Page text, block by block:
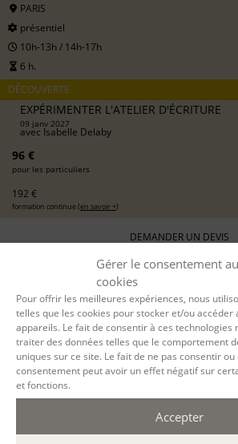
Gérer le consentement
cookies
Pour offrir les meilleures expériences, nous
telles que les cookies pour stocker et/ou accéder
appareils. Le fait de consentir à ces technologies
traiter des données telles que le comportement
uniques sur ce site. Le fait de ne pas consentir
consentement peut avoir un effet négatif sur
et fonctions.
Accepter
PARIS
présentiel
10h-13h / 14h-17h
6 h.
DÉCOUVERTE
EXPÉRIMENTER L'ATELIER D'ÉCRITURE
09 janv 2027
avec Isabelle Delaby
96 €
pour les particuliers
192 €
formation continue (en savoir +)
DEMANDER UN DEVIS
S'INSCRIRE EN LIGNE
12 JANV. 2027
09 MARS 2027